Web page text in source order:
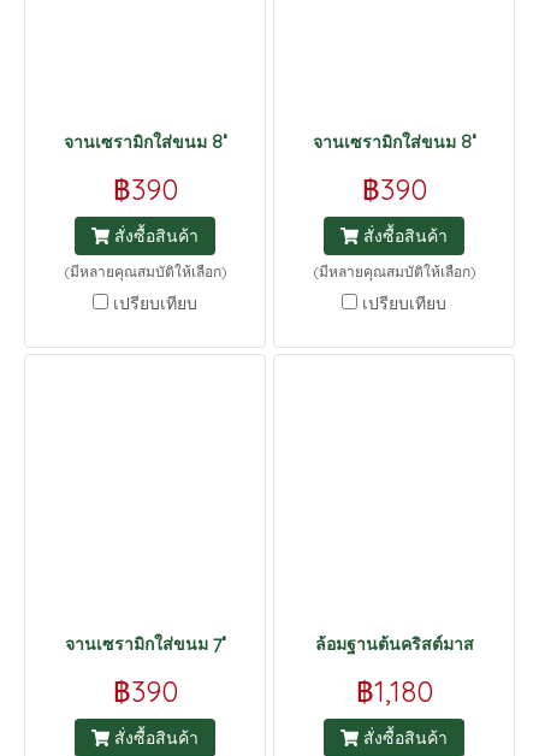
จานเซรามิกใส่ขนม 8"
฿390
สั่งซื้อสินค้า
(มีหลายคุณสมบัติให้เลือก)
เปรียบเทียบ
จานเซรามิกใส่ขนม 8"
฿390
สั่งซื้อสินค้า
(มีหลายคุณสมบัติให้เลือก)
เปรียบเทียบ
จานเซรามิกใส่ขนม 7"
฿390
สั่งซื้อสินค้า
ล้อมฐานต้นคริสต์มาส
฿1,180
สั่งซื้อสินค้า